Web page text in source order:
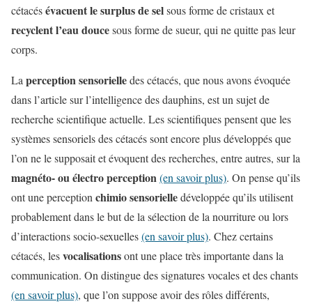
cétacésévacuent le surplus de selsous forme de cristaux et
recyclent l’eau doucesous forme de sueur, qui ne quitte pas leur
corps.
​La perception sensorielledes cétacés, que nous avons évoquée
dans l’article sur l’intelligence des dauphins, est un sujet de
recherche scientifique actuelle. Les scientifiques pensent que les
systèmes sensoriels des cétacés sont encore plus développés que
l’on ne le supposait et évoquent des recherches, entre autres, sur la
magnéto- ou électro perception(en savoir plus). On pense qu’ils
ont une perception chimio sensorielledéveloppée qu’ils utilisent
probablement dans le but de la sélection de la nourriture ou lors
d’interactions socio-sexuelles(en savoir plus). Chez certains
cétacés, lesvocalisationsont une place très importante dans la
communication. On distingue des signatures vocales et des chants
(en savoir plus), que l’on suppose avoir des rôles différents,